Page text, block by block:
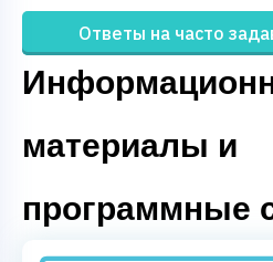
Ответы на часто
материалы и
программные